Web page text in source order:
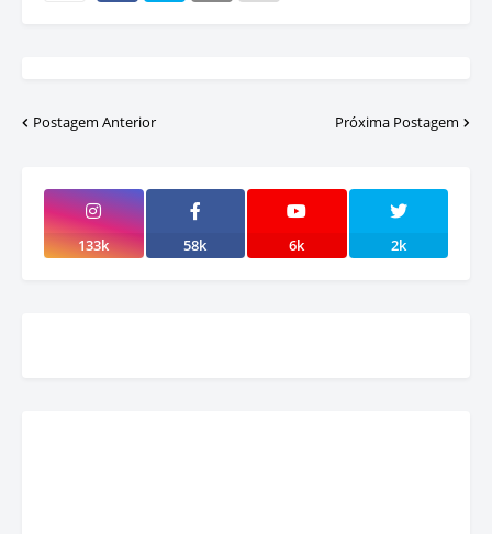
Postagem Anterior Próxima Postagem
133k 58k 6k 2k